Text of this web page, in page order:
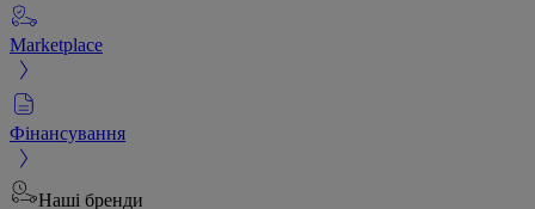
Marketplace
Фінансування
Наші бренди